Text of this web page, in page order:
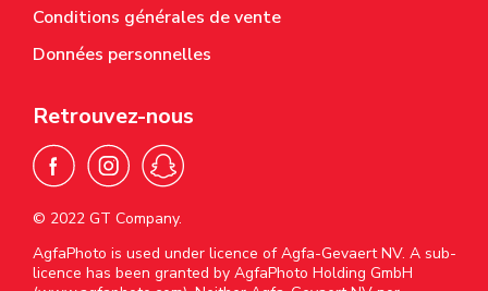
Retrouvez-nous
Conditions générales de vente
Données personnelles
© 2022 GT Company.
AgfaPhoto is used under licence of Agfa-Gevaert NV. A sub-
licence has been granted by AgfaPhoto Holding GmbH